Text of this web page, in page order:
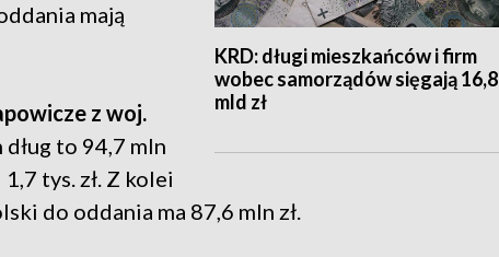
KRD: długi mieszkańców i firm
wobec samorządów sięgają 16,8
mld zł
mają
z woj.
dług to 94,7 mln
tys. zł. Z kolei
do oddania ma 87,6 mln zł.